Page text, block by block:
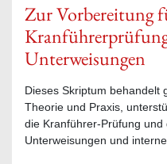
Zur Vorbereitung
Unterweisungen
Dieses Skriptum behandelt
Theorie und Praxis,
die Kranführer-Prüfung und
Unterweisungen und